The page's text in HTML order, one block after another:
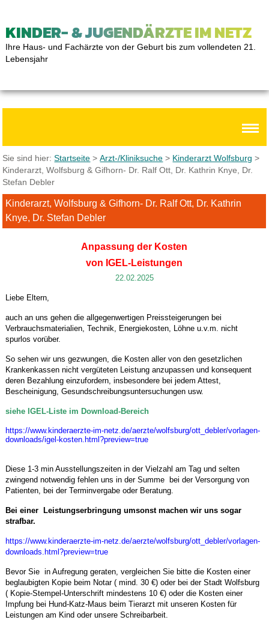
KINDER- & JUGENDÄRZTE IM NETZ
Ihre Haus- und Fachärzte von der Geburt bis zum vollendeten 21.
Lebensjahr
Sie sind hier:Startseite >Arzt-/Kliniksuche > Kinderarzt Wolfsburg >
Kinderarzt, Wolfsburg & Gifhorn- Dr. Ralf Ott, Dr. Kathrin Knye, Dr.
Stefan Debler
Kinderarzt, Wolfsburg & Gifhorn- Dr. Ralf Ott, Dr. Kathrin
Knye, Dr. Stefan Debler
Anpassung der Kosten
von IGEL-Leistungen
22.02.2025
Liebe Eltern,
auch an uns gehen die allgegenwertigen Preissteigerungen bei
Verbrauchsmaterialien, Technik, Energiekosten, Löhne u.v.m. nicht
spurlos vorüber.
So sehen wir uns gezwungen, die Kosten aller von den gesetzlichen
Krankenkassen nicht vergüteten Leistung anzupassen und konsequent
deren Bezahlung einzufordern, insbesondere bei jedem Attest,
Bescheinigung, Gesundschreibungsuntersuchungen usw.
siehe IGEL-Liste im Download-Bereich
https://www.kinderaerzte-im-netz.de/aerzte/wolfsburg/ott_debler/vorlagen-
downloads/igel-kosten.html?preview=true
Diese 1-3 min Ausstellungszeiten in der Vielzahl am Tag und selten
zwingend notwendig fehlen uns in der Summe bei der Versorgung von
Patienten, bei der Terminvergabe oder Beratung.
Bei einer Leistungserbringung umsonst machen wir uns sogar
strafbar.
https://www.kinderaerzte-im-netz.de/aerzte/wolfsburg/ott_debler/vorlagen-
downloads.html?preview=true
Bevor Sie in Aufregung geraten, vergleichen Sie bitte die Kosten einer
beglaubigten Kopie beim Notar ( mind. 30 €) oder bei der Stadt Wolfsburg
( Kopie-Stempel-Unterschrift mindestens 10 €) oder die Kosten einer
Impfung bei Hund-Katz-Maus beim Tierarzt mit unseren Kosten für
Leistungen am Kind oder unsere Schreibarbeit.